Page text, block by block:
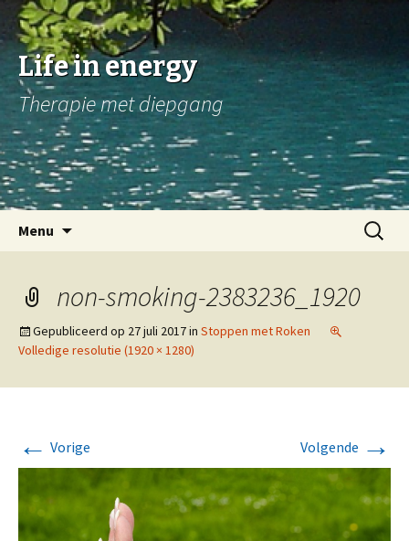
Life in energy
Therapie met diepgang
Menu
Zoeken
naar:
non-smoking-2383236_1920
Gepubliceerd op 27 juli 2017in Stoppen met Roken
Volledige resolutie (1920 × 1280)
← Vorige Volgende →